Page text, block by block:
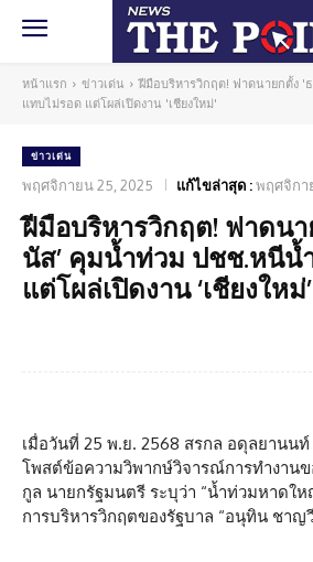
หน้าแรก ข่าวเด่น
ฝีมือบริหารวิกฤต! ฟาดนายกตั้ง
แทบไม่รอด แต่โผล่เปิดงาน 'เชียงใหม่'
ข่าวเด่น
พฤศจิกายน 25, 2025 แก้ไขล่าสุด :พฤศจิกา
ฝีมือบริหารวิกฤต! ฟาดนา
นัส’ คุมน้ำท่วม ปชช.หนีน้
แต่โผล่เปิดงาน ‘เชียงใหม่’
เมื่อวันที่ 25 พ.ย. 2568 สรกล อดุลยานน
โพสต์ข้อความวิพากษ์วิจารณ์การทำงาน
กูล นายกรัฐมนตรี ระบุว่า “น้ำท่วมหาดใ
การบริหารวิกฤตของรัฐบาล “อนุทิน ชาญ